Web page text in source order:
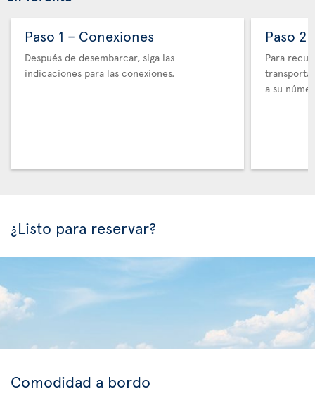
Paso 1 – Conexiones
Después de desembarcar, siga las
indicaciones para las conexiones.
Paso 2
Para
a su
¿Listo para reservar?
Comodidad a bordo